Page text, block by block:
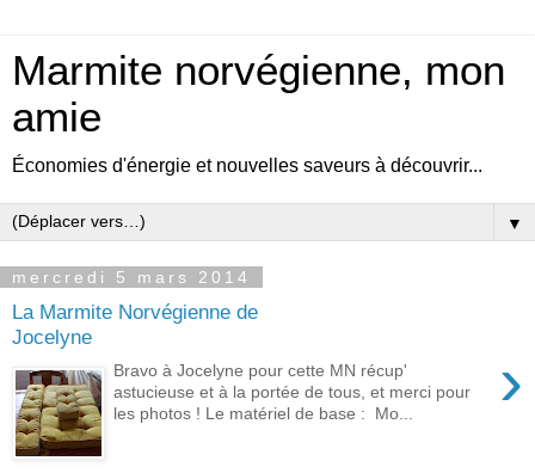
Marmite norvégienne, mon
amie
Économies d'énergie et nouvelles saveurs à découvrir...
▼
mercredi 5 mars 2014
La Marmite Norvégienne de
Jocelyne
›
Bravo à Jocelyne pour cette MN récup'
astucieuse et à la portée de tous, et merci pour
les photos ! Le matériel de base : Mo...